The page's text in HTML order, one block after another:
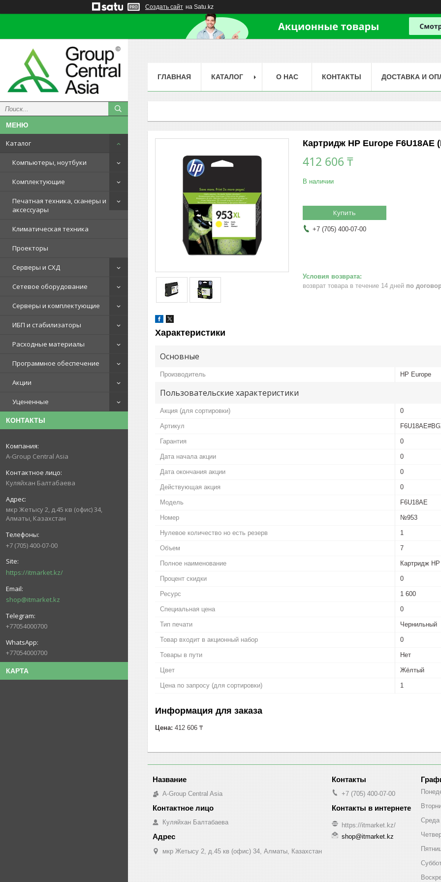
Создать сайт на Satu.kz
Каталог
Компьютеры, ноутбуки
Комплектующие
Печатная техника, сканеры и
аксессуары
Климатическая техника
Проекторы
Серверы и СХД
Сетевое оборудование
Серверы и комплектующие
ИБП и стабилизаторы
Расходные материалы
Программное обеспечение
Акции
Уцененные
КОНТАКТЫ
A-Group Central Asia
Куляйхан Балтабаева
мкр Жетысу 2, д.45 кв (офис) 34,
Алматы, Казахстан
+7 (705) 400-07-00
https://itmarket.kz/
shop@itmarket.kz
+77054000700
+77054000700
КАРТА
ГЛАВНАЯ КАТАЛОГ О НАС КОНТАКТЫ ДОСТАВКА И
Картридж HP Europe F6U18AE
412 606 ₸
В наличии
Купить
+7 (705) 400-07-00
возврат товара в течение 14 дней по
Характеристики
Основные
Производитель HP Europe
Пользовательские характеристики
Акция (для сортировки) 0
Артикул
Гарантия 0
Дата начала акции 0
Дата окончания акции 0
Действующая акция 0
Модель F6U18AE
Номер №953
Нулевое количество но есть резерв 1
Объем 7
Полное наименование Картридж
Процент скидки 0
Ресурс 1 600
Специальная цена 0
Тип печати Чернильный
Товар входит в акционный набор 0
Товары в пути Нет
Цвет Жёлтый
Цена по запросу (для сортировки) 1
Информация для заказа
Цена: 412 606 ₸
A-Group Central Asia
Куляйхан Балтабаева
мкр Жетысу 2, д.45 кв (офис) 34, Алматы, Казахстан
+7 (705) 400-07-00
https://itmarket.kz/
shop@itmarket.kz
Среда